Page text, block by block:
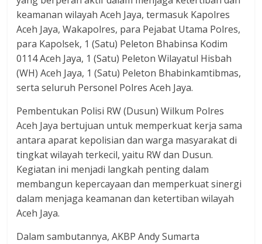
keamanan wilayah Aceh Jaya, termasuk Kapolres
Aceh Jaya, Wakapolres, para Pejabat Utama Polres,
para Kapolsek, 1 (Satu) Peleton Bhabinsa Kodim
0114 Aceh Jaya, 1 (Satu) Peleton Wilayatul Hisbah
(WH) Aceh Jaya, 1 (Satu) Peleton Bhabinkamtibmas,
serta seluruh Personel Polres Aceh Jaya.
Pembentukan Polisi RW (Dusun) Wilkum Polres
Aceh Jaya bertujuan untuk memperkuat kerja sama
antara aparat kepolisian dan warga masyarakat di
tingkat wilayah terkecil, yaitu RW dan Dusun.
Kegiatan ini menjadi langkah penting dalam
membangun kepercayaan dan memperkuat sinergi
dalam menjaga keamanan dan ketertiban wilayah
Aceh Jaya.
Dalam sambutannya, AKBP Andy Sumarta